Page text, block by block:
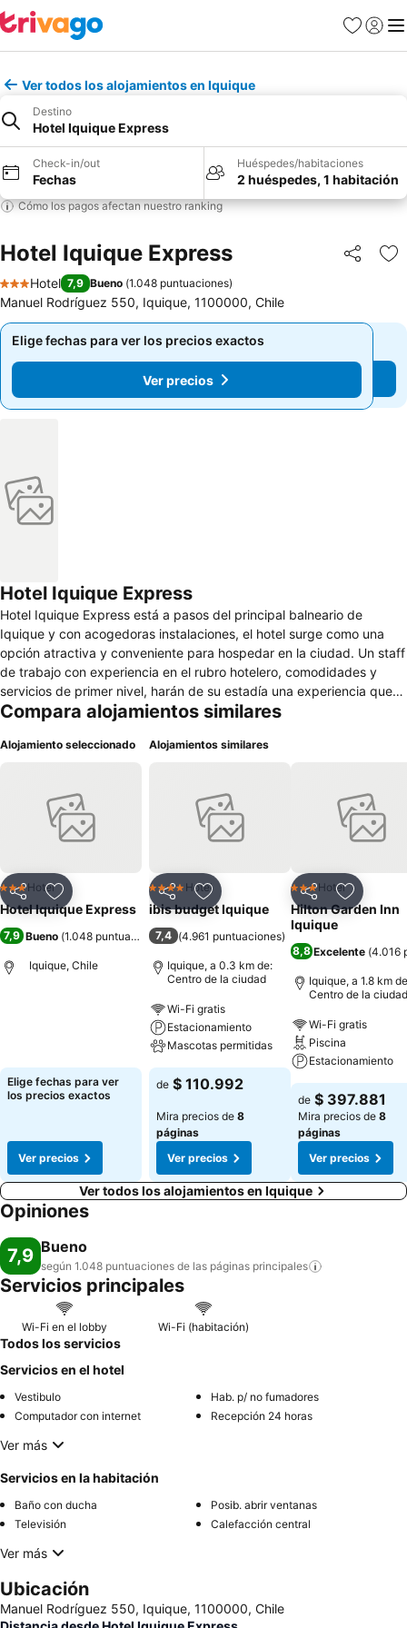
Favoritos
Iniciar
Ver todos los alojamientos en Iquique
Destino
Hotel Iquique Express
Check-in/out
Fechas
Huéspedes/habitaciones
2 huéspedes, 1 habitación
Cómo los pagos afectan nuestro ranking
Hotel Iquique Express Compartir
3 Estrellas
Hotel 7,9 Bueno (1.048 puntuaciones)
Manuel Rodríguez 550, Iquique, 1100000, Chile
Elige fechas para ver los precios exactos
Ver precios
Elige fechas para ver los precios exactos
Ver precios
Hotel Iquique Express
Hotel Iquique Express está a pasos del principal balneario de
Iquique y con acogedoras instalaciones, el hotel surge como una
opción atractiva y conveniente para hospedar en la ciudad. Un staff
de trabajo con experiencia en el rubro hotelero, comodidades y
servicios de primer nivel, harán de su estadía una experiencia que
querrá repetir. Se encuentra a pocas cuadras de Cavancha, en un
principales atractivos turísticos y patrimoniales de Iquique. Hotel
estar y un espacio habilitado con computadores y conexión a
Internet. Su propósito es hacer de su estadía una experiencia de
calidez, comodidad y excelencia de servicio.
Compara alojamientos similares
Alojamiento seleccionado
CompartirAgregar a favoritos
3 Estrellas
Hotel
Hotel Iquique Express
7,9 Bueno (1.048 puntuaciones)
Iquique, Chile
Elige fechas para ver
los precios exactos
Ver precios
Alojamientos similares
CompartirAgregar a favoritos
4 EstrellasHotel
ibis budget Iquique
7,4 (4.961 puntuaciones)
Iquique, a 0.3 km de:
Centro de la ciudad
Wi-Fi gratis
Estacionamiento
Mascotas permitidas
de $ 110.992
Mira precios de 8
páginas
Ver precios
CompartirAgregar
3 Estrellas
Hotel
Hilton Garden Inn
Iquique
8,8 Excelente (4.016
Iquique, a 1.8 km
Centro de la ciudad
Wi-Fi gratis
Piscina
Estacionamiento
de $ 397.881
Mira precios de 8
páginas
Ver precios
Ver todos los alojamientos en Iquique
Opiniones
7,9 Bueno
según 1.048 puntuaciones de las páginas principales
Servicios principales
Wi-Fi en el lobby Wi-Fi (habitación)
Todos los servicios
Servicios en el hotel
Vestibulo
Hab. p/ no fumadores
Computador con internet
Recepción 24 horas
Ver más
Servicios en la habitación
Baño con ducha
Posib. abrir ventanas
Televisión
Calefacción central
Ver más
Ubicación
Manuel Rodríguez 550, Iquique, 1100000, Chile